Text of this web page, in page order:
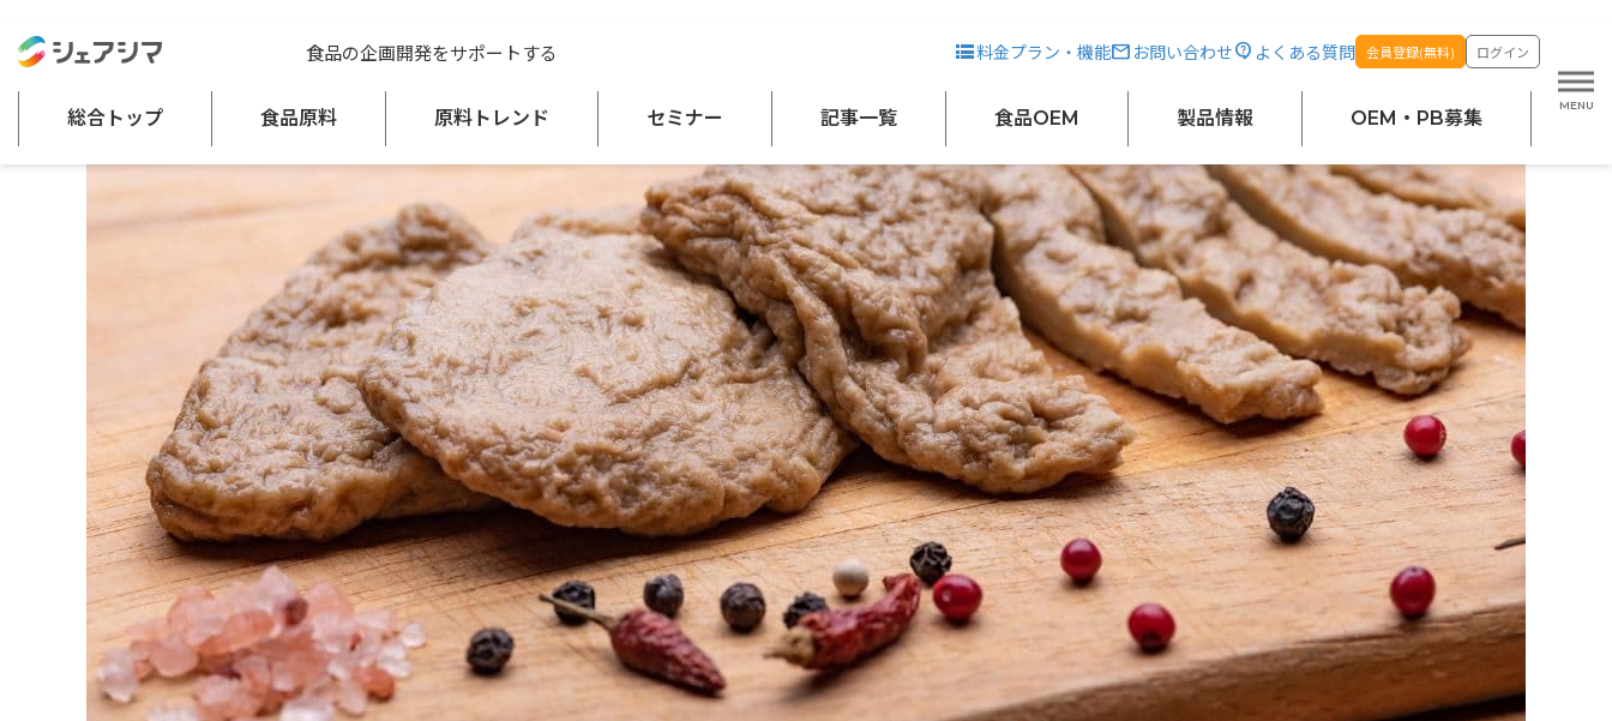
食品の企画開発をサポートする 料金プラン・機能 お問い合わせ よくある質問 会員登録(無料) ログイン
総合トップ 食品原料 原料トレンド セミナー 記事一覧 食品OEM 製品情報 OEM・PB募集